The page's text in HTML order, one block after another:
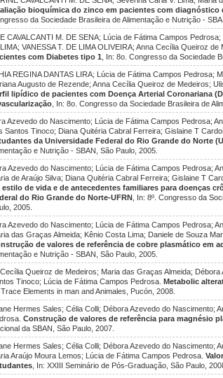
bioquímica do zinco em pacientes com diagnóstico
da Sociedade Brasileira de Alimentação e Nutrição -
CAVALCANTI M. DE SENA; Lúcia de Fátima Campos
VANESSA T. DE LIMA OLIVEIRA; Anna Cecília Queiroz
com Diabetes tipo 1
, In: 8o. Congresso da Sociedade
REGINA DANTAS LIRA; Lúcia de Fátima Campos Pedrosa;
Augusto de Rezende; Anna Cecília Queiroz de Medeiros;
lipídico de pacientes com Doença Arterial Coronariana
, In: 8o. Congresso da Sociedade Brasileira de
Azevedo do Nascimento; Lúcia de Fátima Campos Pedrosa;
Santos Tinoco; Diana Quitéria Cabral Ferreira; Gislaine T
da Universidade Federal do Rio Grande do Norte
e Nutrição - SBAN, São Paulo, 2005.
Azevedo do Nascimento; Lúcia de Fátima Campos Pedrosa;
de Araújo Silva; Diana Quitéria Cabral Ferreira; Gislaine T
estilo de vida e de antecedentes familiares para doenças
do Rio Grande do Norte-UFRN , In: 8º. Congresso da
2005.
Azevedo do Nascimento; Lúcia de Fátima Campos Pedrosa;
das Graças Almeida; Kênio Costa Lima; Daniele de Souza
de valores de referência de cobre plasmático em
e Nutrição - SBAN, São Paulo, 2005.
Queiroz de Medeiros; Maria das Graças Almeida;
Tinoco; Lúcia de Fátima Campos Pedrosa.Metabolic
Elements in man and Animales, Pucón, 2008.
Hermes Sales; Célia Colli; Débora Azevedo do Nascimento;
Construção de valores de referência para magnésio
da SBAN, São Paulo, 2007.
Hermes Sales; Célia Colli; Débora Azevedo do Nascimento;
Araújo Moura Lemos; Lúcia de Fátima Campos Pedrosa.
, In: XXIII Seminário de Pós-Graduação, São Paulo,